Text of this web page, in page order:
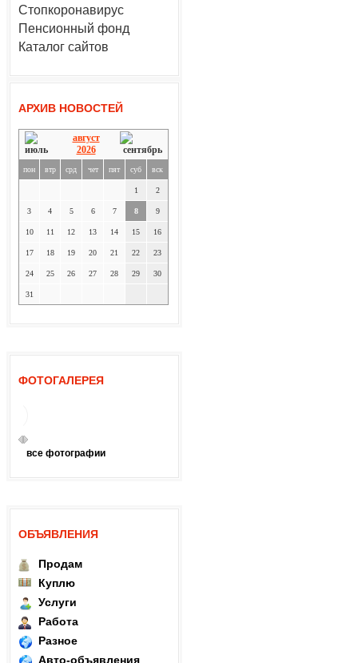
Стопкоронавирус
Пенсионный фонд
Каталог сайтов
АРХИВ НОВОСТЕЙ
август
2026
пон втр срд чет пят суб вск
1 2
3 4 5 6 7 8 9
10 11 12 13 14 15 16
17 18 19 20 21 22 23
24 25 26 27 28 29 30
31
ФОТОГАЛЕРЕЯ
все фотографии
ОБЪЯВЛЕНИЯ
Продам
Куплю
Услуги
Работа
Разное
Авто-объявления